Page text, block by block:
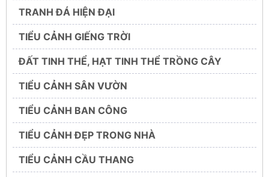
TRANH ĐÁ HIỆN ĐẠI
TIỂU CẢNH GIẾNG TRỜI
ĐẤT TINH THỂ, HẠT TINH THỂ TRỒNG CÂY
TIỂU CẢNH SÂN VƯỜN
TIỂU CẢNH BAN CÔNG
TIỂU CẢNH ĐẸP TRONG NHÀ
TIỂU CẢNH CẦU THANG